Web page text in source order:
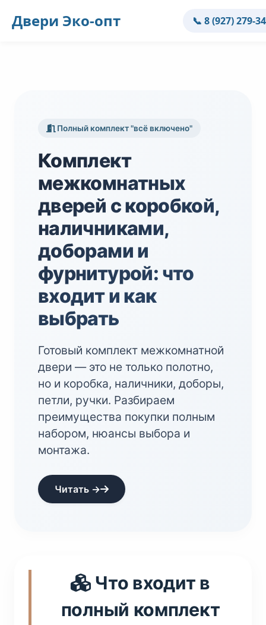
Двери Эко-опт 📞 8 (927) 279-
Полный комплект "всё включено"
Комплект
межкомнатных
дверей с коробкой,
наличниками,
доборами и
фурнитурой: что
входит и как
выбрать
Готовый комплект межкомнатной
двери — это не только полотно,
но и коробка, наличники, доборы,
петли, ручки. Разбираем
преимущества покупки полным
набором, нюансы выбора и
монтажа.
Читать →
Что входит в
полный комплект